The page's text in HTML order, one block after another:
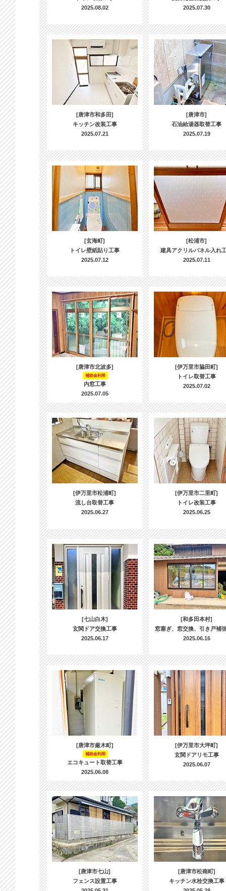
2025.08.02
2025.07.30
[唐津市和多田]
キッチン改装工事
2025.07.21
[唐津市]
石油給湯器取替工事
2025.07.19
[玄海町]
トイレ壁紙貼り工事
2025.07.12
[松浦市]
建具アクリルパネル入れ
2025.07.11
[唐津市北波多]
補助金利用
内窓工事
2025.07.05
[伊万里市脇田町]
トイレ取替工事
2025.07.02
[伊万里市松浦町]
流し台取替工事
2025.06.27
[伊万里市二里町]
トイレ改装工事
2025.06.25
[七山白木]
玄関ドア交換工事
2025.06.17
[和多田本村]
窓塞ぎ、窓交換、引き戸補
2025.06.16
[唐津市厳木町]
補助金利用
エコキュート取替工事
2025.06.08
[伊万里市大坪町]
玄関ドアリモ工事
2025.06.07
[唐津市七山]
フェンス設置工事
[唐津市松南町]
キッチン水栓交換工事